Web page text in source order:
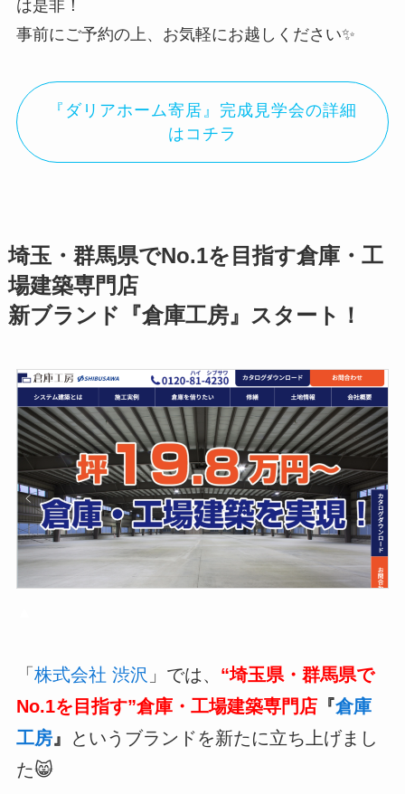
は是非！
事前にご予約の上、お気軽にお越しください✨
『ダリアホーム寄居』完成見学会の詳細
はコチラ
埼玉・群馬県でNo.1を目指す倉庫・工
場建築専門店
新ブランド『倉庫工房』スタート！
「 株式会社 渋沢 」では、 “埼玉県・群馬県で
No.1を目指す”倉庫・工場建築専門店『倉庫
工房』
というブランドを新たに立ち上げまし
た😸